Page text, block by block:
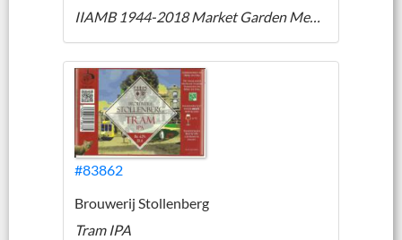
IIAMB 1944-2018 Market Garden Memorial Beer
#83862
Brouwerij Stollenberg
Tram IPA